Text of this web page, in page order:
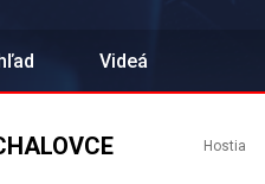
Videá
Hostia